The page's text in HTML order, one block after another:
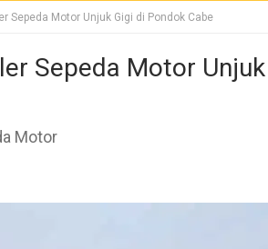
Sepeda Motor Unjuk Gigi di Pondok Cabe
Sepeda Motor
Motor